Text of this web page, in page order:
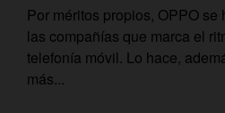
Por méritos propios, OPPO
las compañías que marca el
telefonía móvil. Lo hace,
más...